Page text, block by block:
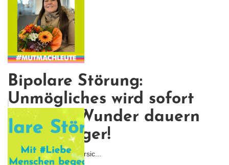
Bipolare Störung:
Unmögliches wird sofort
erledigt, Wunder dauern
etwas länger!
Auch wenn du die Zuversic...